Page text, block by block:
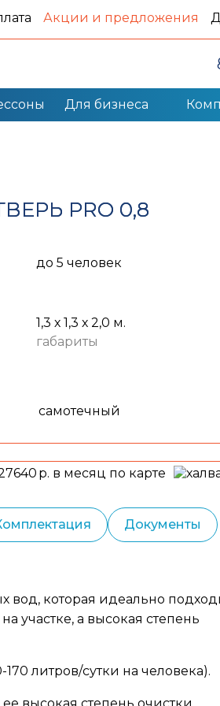
Акции и предложения
Для бизнеса
PRO 0,8
до 5 человек
1,3 х 1,3 х 2,0 м.
габариты
самотечный
р. в месяц по карте
Документы
вод, которая идеально
участке, а высокая степень
170 литров/сутки на человека).